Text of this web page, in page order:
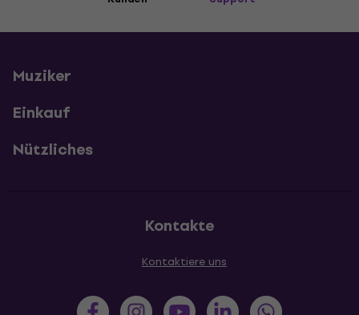
Muziker
Einkauf
Nützliches
Kontakte
Kontaktiere uns